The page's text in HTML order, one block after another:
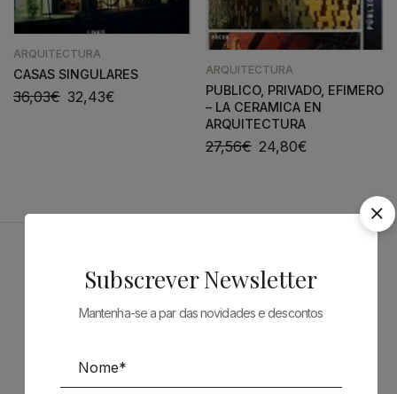
ARQUITECTURA
CASAS SINGULARES
36,03€ 32,43€
ARQUITECTURA
PUBLICO, PRIVADO, EFIMERO
– LA CERAMICA EN
ARQUITECTURA
27,56€ 24,80€
Patrocinadores
Subscrever Newsletter
Mantenha-se a par das novidades e descontos